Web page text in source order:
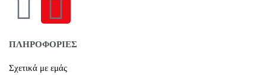
ΠΛΗΡΟΦΟΡΙΕΣ
Σχετικά με εμάς